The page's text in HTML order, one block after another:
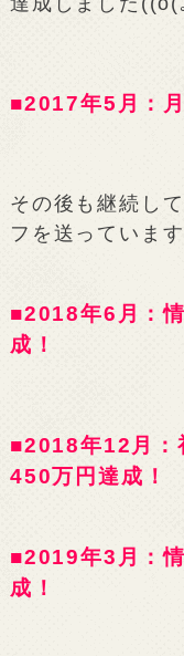
■2017年5月：
その後も継続し
フを送っていま
■2018年6月：
成！
■2018年12月：
450万円達成！
■2019年3月：
成！